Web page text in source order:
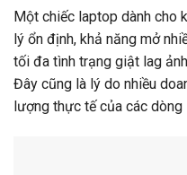
Một chiếc laptop dành cho
lý ổn định, khả năng mở
tối đa tình trạng giật lag
Đây cũng là lý do nhiều
lượng thực tế của các dòng